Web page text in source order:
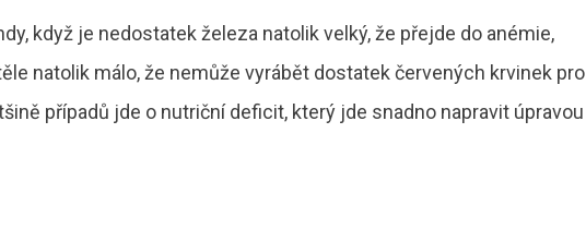
když je nedostatek železa natolik velký, že přejde do anémie,
natolik málo, že nemůže vyrábět dostatek červených krvinek pro
případů jde o nutriční deficit, který jde snadno napravit úpravou